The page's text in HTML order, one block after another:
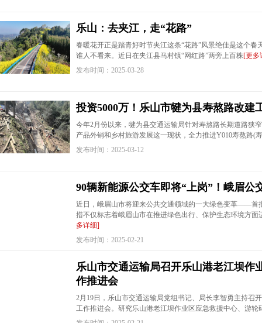
乐山：去夹江，走“花路”
春暖花开正是踏青好时节夹江这条“花路”风景绝佳是这个
谁人不看来。近日在夹江县马村镇“网红路”两旁上百株[更多
发布时间：2025-03-28
投资5000万！乐山市犍为县寿熬路改
今年2月份以来，犍为县交通运输局针对寿熬路长期道路狭
产品外销和乡村旅游发展这一现状，全力推进Y010寿熬路(
发布时间：2025-03-12
90辆新能源公交车即将“上岗”！峨眉公
近日，峨眉山市将迎来公共交通领域的一大绿色变革——首
措不仅标志着峨眉山市在推进绿色出行、保护生态环境方
多详细]
发布时间：2025-02-21
乐山市交通运输局召开乐山港老江坝作
作推进会
2月19日，乐山市交通运输局党组书记、局长李智勇主持召
工作推进会。研究乐山港老江坝作业区应急救援中心、游轮